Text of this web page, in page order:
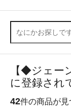
【◆ジェー
に登録され
42件の商品が見